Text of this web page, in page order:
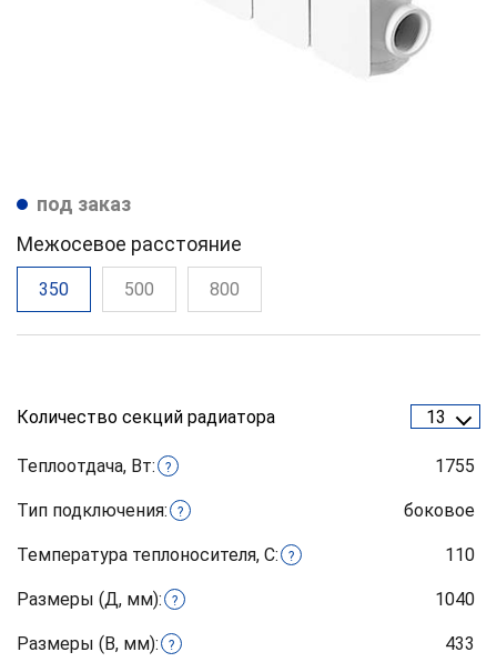
под заказ
Межосевое расстояние
350 500 800
Количество секций радиатора 13
Теплоотдача, Вт: ? 1755
Тип подключения: ? боковое
Температура теплоносителя, С: ? 110
Размеры (Д, мм): ? 1040
Размеры (В, мм): ? 433